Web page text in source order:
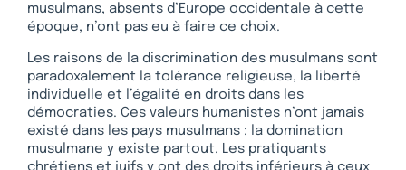
musulmans, absents d’Europe occidentale à cette
époque, n’ont pas eu à faire ce choix.
Les raisons de la discrimination des musulmans sont
paradoxalement la tolérance religieuse, la liberté
individuelle et l’égalité en droits dans les
démocraties. Ces valeurs humanistes n’ont jamais
existé dans les pays musulmans : la domination
musulmane y existe partout. Les pratiquants